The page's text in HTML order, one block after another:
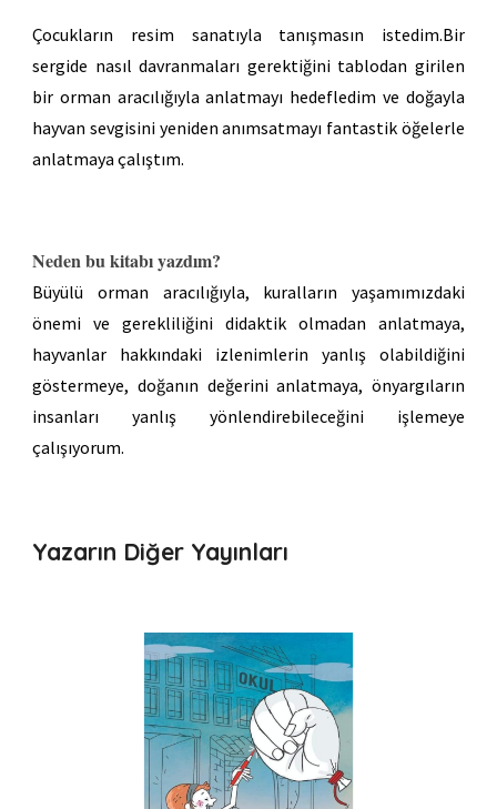
Çocukların resim sanatıyla tanışmasın istedim.Bir
sergide nasıl davranmaları gerektiğini tablodan girilen
bir orman aracılığıyla anlatmayı hedefledim ve doğayla
hayvan sevgisini yeniden anımsatmayı fantastik öğelerle
anlatmaya çalıştım.
Neden bu kitabı yazdım?
Büyülü orman aracılığıyla, kuralların yaşamımızdaki
önemi ve gerekliliğini didaktik olmadan anlatmaya,
hayvanlar hakkındaki izlenimlerin yanlış olabildiğini
göstermeye, doğanın değerini anlatmaya, önyargıların
insanları yanlış yönlendirebileceğini işlemeye
çalışıyorum.
Yazarın Diğer Yayınları